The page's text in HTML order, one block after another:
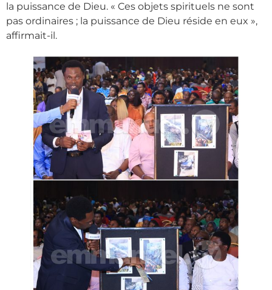
la puissance de Dieu. « Ces objets spirituels ne sont
pas ordinaires ; la puissance de Dieu réside en eux »,
affirmait-il.